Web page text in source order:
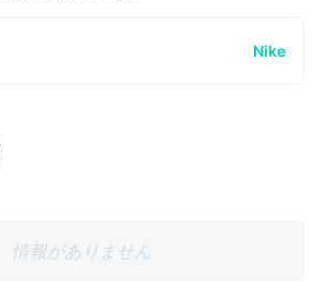
Nike
情報がありません